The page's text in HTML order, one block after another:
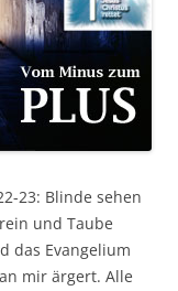
23: Blinde sehen
und Taube
das Evangelium
mir ärgert. Alle